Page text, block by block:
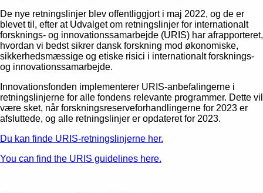
De nye retningslinjer blev offentliggjort i maj 2022, og de er
blevet til, efter at Udvalget om retningslinjer for internationalt
forsknings- og innovationssamarbejde (URIS) har afrapporteret,
hvordan vi bedst sikrer dansk forskning mod økonomiske,
sikkerhedsmæssige og etiske risici i internationalt forsknings-
og innovationssamarbejde.
Innovationsfonden implementerer URIS-anbefalingerne i
retningslinjerne for alle fondens relevante programmer. Dette vil
være sket, når forskningsreserveforhandlingerne for 2023 er
afsluttede, og alle retningslinjer er opdateret for 2023.
Du kan finde URIS-retningslinjerne her.
You can find the URIS guidelines here.